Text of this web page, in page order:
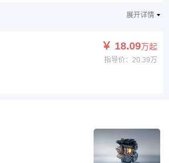
展开详情
￥ 18.09万起
指导价：20.39万